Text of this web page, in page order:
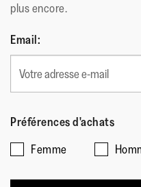
plus encore.
Email:
Préférences d'achats
Femme